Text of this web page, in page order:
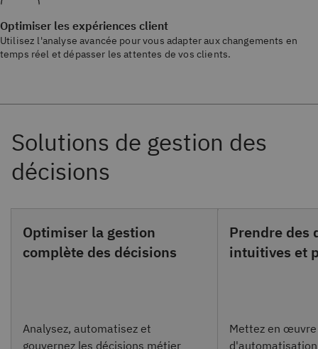
Optimiser les expériences client
Utilisez l'analyse avancée pour vous adapter aux changements en
temps réel et dépasser les attentes de vos clients.
Optimiser la gestion
complète des décisions
Analysez, automatisez et
gouvernez les décisions métier
Prendre des
intuitives et
Mettez en